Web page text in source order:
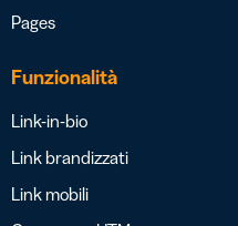
Pages
Funzionalità
Link-in-bio
Link brandizzati
Link mobili